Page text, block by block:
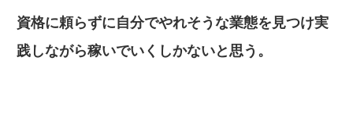
資格に頼らずに自分でやれそうな業態を見つけ実
践しながら稼いでいくしかないと思う。